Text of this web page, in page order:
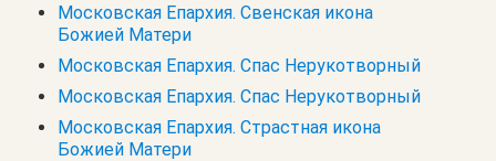
Московская Епархия. Свенская икона
Божией Матери
Московская Епархия. Спас Нерукотворный
Московская Епархия. Спас Нерукотворный
Московская Епархия. Страстная икона
Божией Матери